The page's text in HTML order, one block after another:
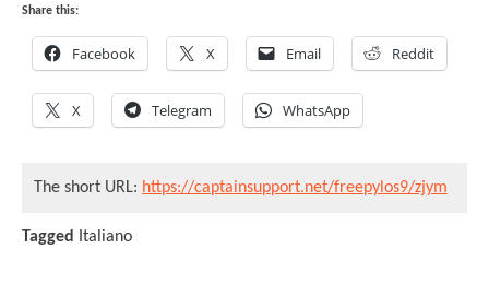
Share this:
Facebook X Email Reddit
X Telegram WhatsApp
The short URL: https://captainsupport.net/freepylos9/zjym
Tagged Italiano